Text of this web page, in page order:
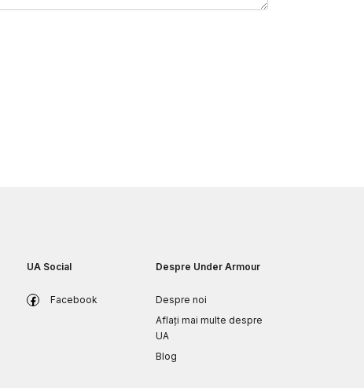
UA Social
Facebook
Despre Under Armour
Despre noi
Aflați mai multe despre
UA
Blog